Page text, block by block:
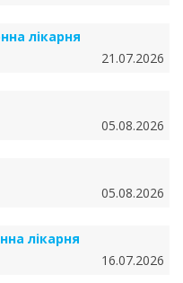
лікарня
21.07.2026
05.08.2026
05.08.2026
лікарня
16.07.2026